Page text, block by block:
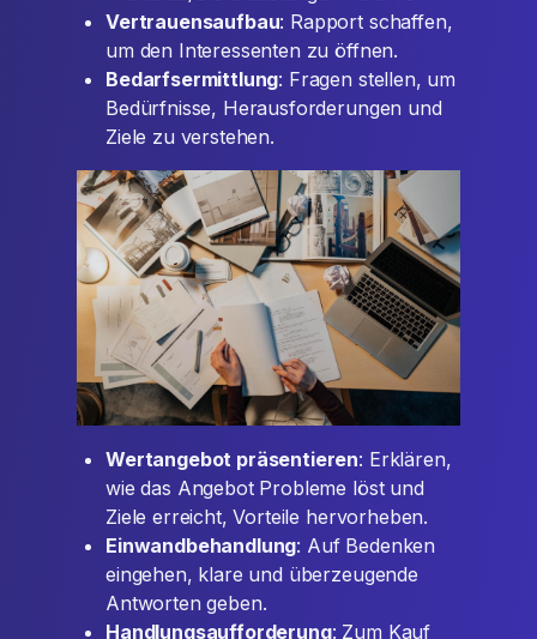
Vertrauensaufbau: Rapport schaffen,
um den Interessenten zu öffnen.
Bedarfsermittlung: Fragen stellen, um
Bedürfnisse, Herausforderungen und
Ziele zu verstehen.
Wertangebot präsentieren: Erklären,
wie das Angebot Probleme löst und
Ziele erreicht, Vorteile hervorheben.
Einwandbehandlung: Auf Bedenken
eingehen, klare und überzeugende
Antworten geben.
Handlungsaufforderung: Zum Kauf